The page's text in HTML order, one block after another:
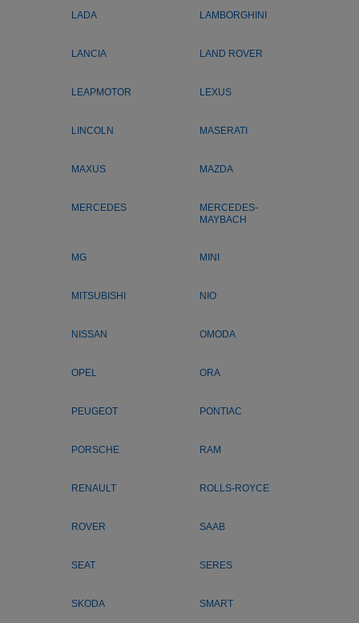
LADA LAMBORGHINI
LANCIA LAND ROVER
LEAPMOTOR LEXUS
LINCOLN MASERATI
MAXUS MAZDA
MERCEDES
MERCEDES-
MAYBACH
MG MINI
MITSUBISHI NIO
NISSAN OMODA
OPEL ORA
PEUGEOT PONTIAC
PORSCHE RAM
RENAULT ROLLS-ROYCE
ROVER SAAB
SEAT SERES
SKODA SMART